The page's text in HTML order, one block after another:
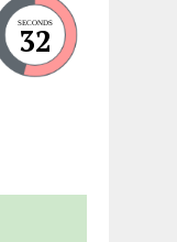
SECONDS
32